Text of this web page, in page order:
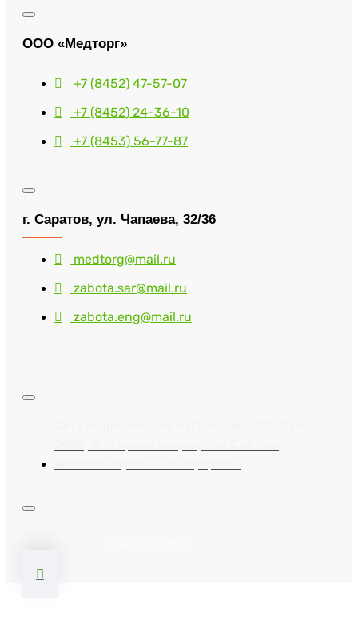
ООО «Медторг»
+7 (8452) 47-57-07
+7 (8452) 24-36-10
+7 (8453) 56-77-87
г. Саратов, ул. Чапаева, 32/36
medtorg@mail.ru
zabota.sar@mail.ru
zabota.eng@mail.ru